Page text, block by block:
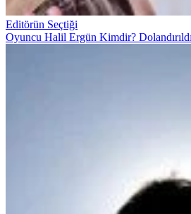
Editörün Seçtiği
Oyuncu Halil Ergün Kimdir?